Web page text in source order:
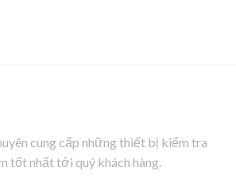
cung cấp những thiết bị kiểm tra
tốt nhất tới quý khách hàng.